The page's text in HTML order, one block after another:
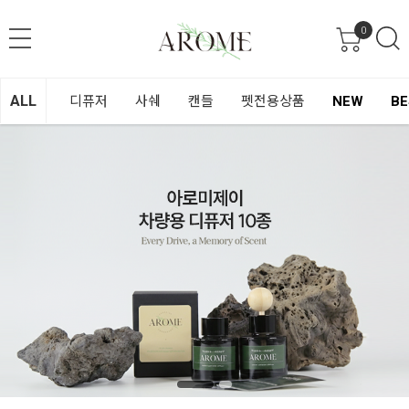
0
ALL 디퓨저 사쉐 캔들 펫전용상품 NEW